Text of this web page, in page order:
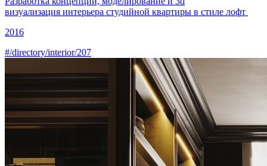
визуализация интерьера студийной квартиры в стиле лофт
2016
#/directory/interior/207